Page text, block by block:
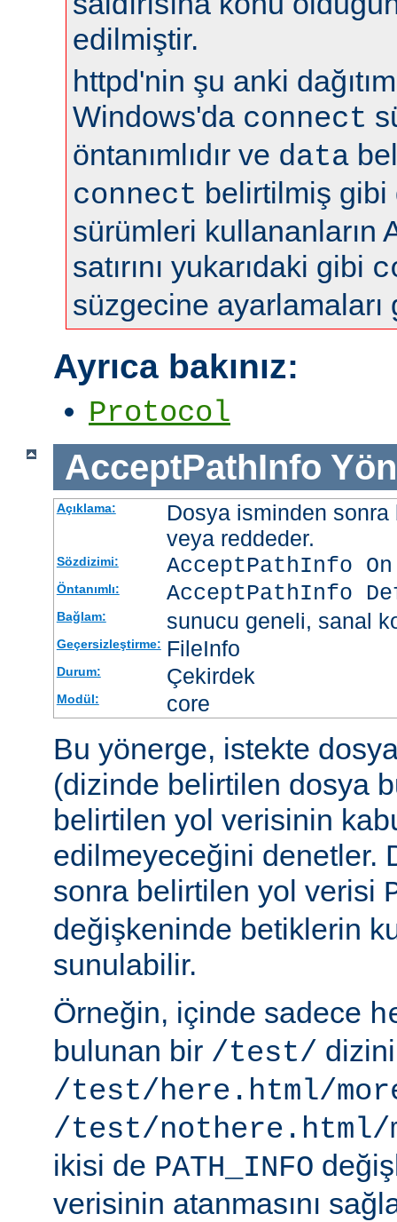
edilmiştir.
httpd'nin şu anki
Windows'da connect
öntanımlıdır ve data
connect belirtilmiş gibi
sürümleri kullananların
satırını yukarıdaki gibi
süzgecine ayarlamaları
Ayrıca bakınız:
Protocol
AcceptPathInfo
Açıklama:
Dosya isminden
veya reddeder.
Sözdizimi: AcceptPathInfo
Öntanımlı: AcceptPathInfo
Bağlam: sunucu geneli, sanal
Geçersizleştirme: FileInfo
Durum: Çekirdek
Modül: core
Bu yönerge, istekte
(dizinde belirtilen dosya
belirtilen yol verisinin
edilmeyeceğini denetler.
sonra belirtilen yol verisi
değişkeninde betiklerin
sunulabilir.
Örneğin, içinde sadece
bulunan bir /test/
/test/here.html/
/test/nothere.html/
ikisi de PATH_INFO
verisinin atanmasını